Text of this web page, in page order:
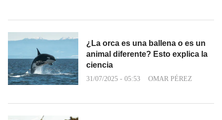
¿La orca es una ballena o es un
animal diferente? Esto explica la
ciencia
31/07/2025 - 05:53 OMAR PÉREZ